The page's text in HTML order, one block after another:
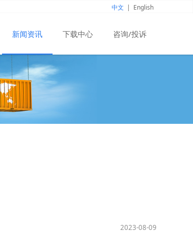
中文 | English
新闻资讯 下载中心 咨询/投诉
2023-08-09